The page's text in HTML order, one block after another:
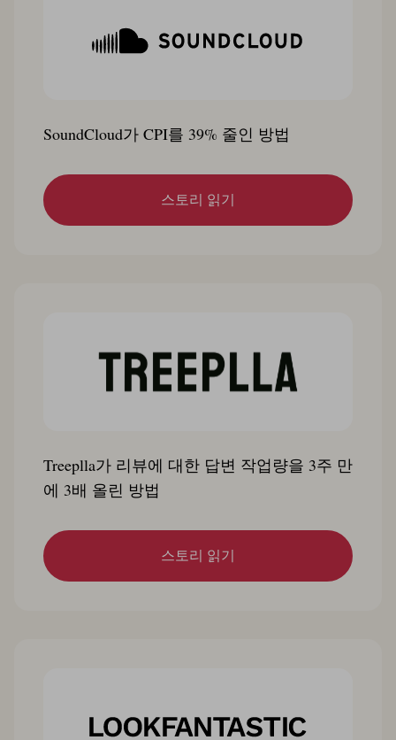
SoundCloud가 CPI를 39% 줄인 방법
스토리 읽기
Treeplla가 리뷰에 대한 답변 작업량을 3주 만
에 3배 올린 방법
스토리 읽기